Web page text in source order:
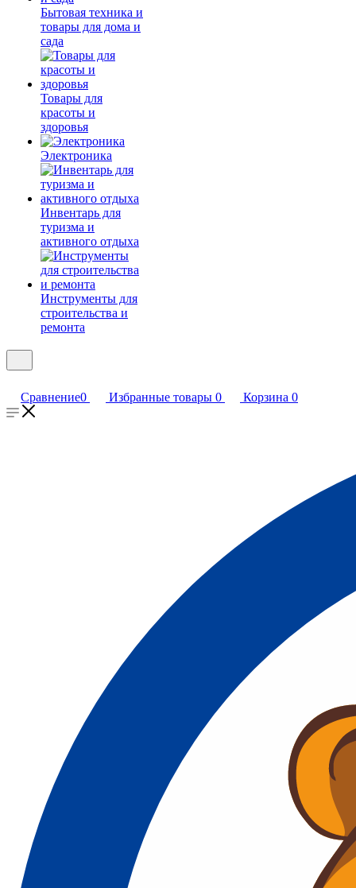
Бытовая техника и
товары для дома и
сада
Товары для
красоты и
здоровья
Электроника
Инвентарь для
туризма и
активного отдыха
Инструменты для
строительства и
ремонта
Сравнение0 Избранные товары 0 Корзина 0